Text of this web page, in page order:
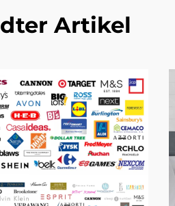
Artikel